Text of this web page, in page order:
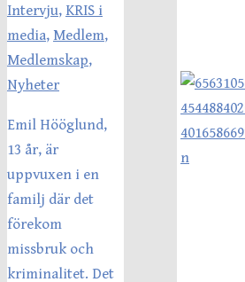
Intervju, KRIS i
media, Medlem,
Medlemskap,
Nyheter
Emil Hööglund,
13 år, är
uppvuxen i en
familj där det
förekom
missbruk och
kriminalitet. Det